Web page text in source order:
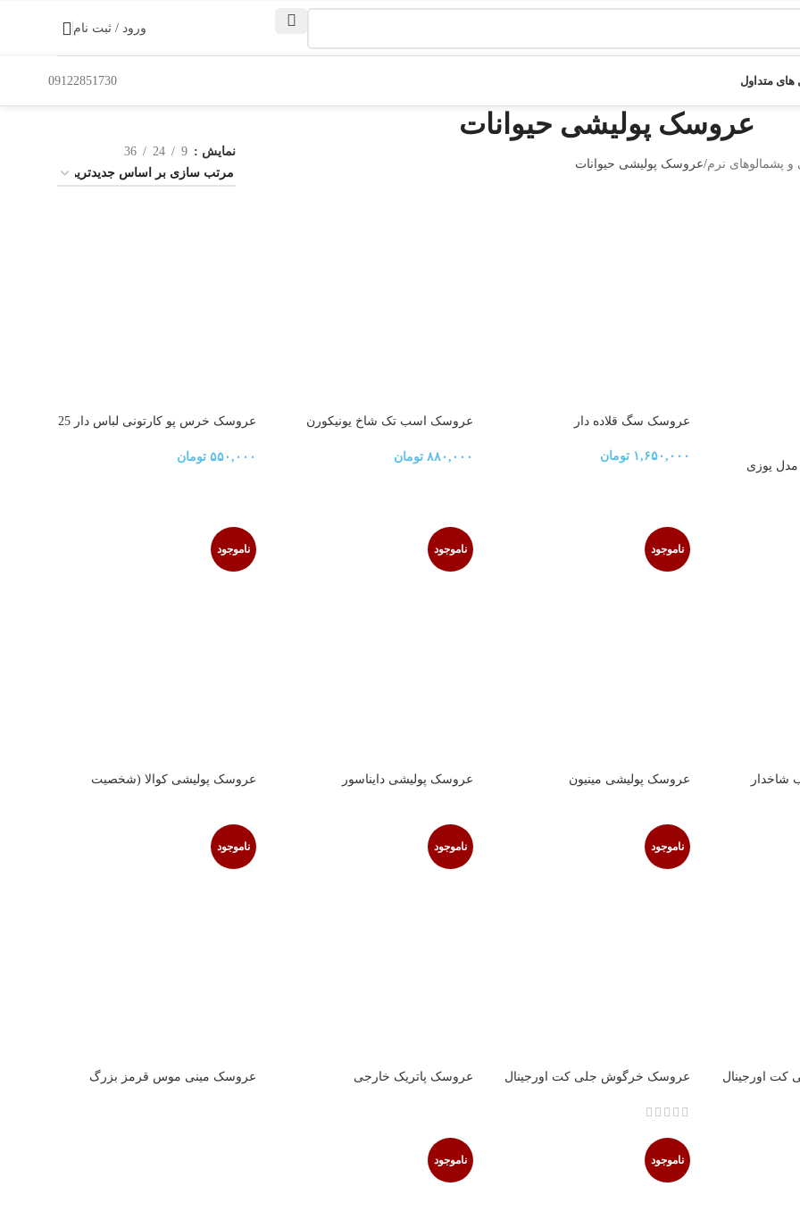
ورود / ثبت نام
متداول 09122851730
عروسک پولیشی حیوانات
پشمالو‌های نرم عروسک پولیشی حیوانات
نمایش 9
24
36
یوزی
عروسک سگ قلاده دار
۱,۶۵۰,۰۰۰ تومان
عروسک اسب تک شاخ یونیکورن
۸۸۰,۰۰۰ تومان
عروسک خرس پو کارتونی لباس دار 25
۵۵۰,۰۰۰ تومان
ناموجود
عروسک پولیشی مینیون
ناموجود
عروسک پولیشی دایناسور
ناموجود
عروسک پولیشی کوالا (شخصیت
اورجینال
ناموجود
عروسک خرگوش جلی کت اورجینال
ناموجود
عروسک پاتریک خارجی
ناموجود
عروسک مینی موس قرمز بزرگ
ناموجود ناموجود